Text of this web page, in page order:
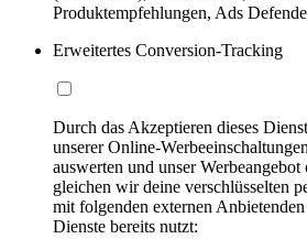
Produktempfehlungen, Ads
Erweitertes Conversion-Tracking
Durch das Akzeptieren dieses
unserer Online-
auswerten und unser
gleichen wir deine verschlüsselten
mit folgenden externen
Dienste bereits nutzt: